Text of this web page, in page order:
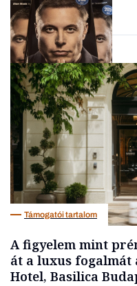
Forbes-sztori
Milliárdosok
Támogatói tartalom
A figyelem mint
át a luxus fogalmát
Hotel, Basilica